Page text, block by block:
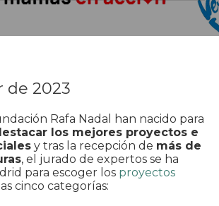
de 2023
Rafa Nadal han nacido para
los mejores proyectos e
y tras la recepción de más de
, el jurado de expertos se ha
para escoger los proyectos
cinco categorías: